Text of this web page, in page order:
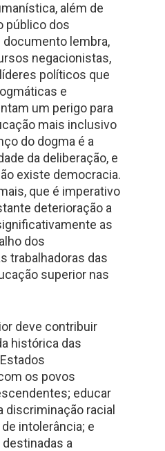
além de
público dos
lembra,
negacionistas,
políticos que
e
um perigo para
mais inclusivo
do dogma é a
da deliberação, e
existe democracia.
que é imperativo
deterioração a
as
dos
trabalhadoras das
superior nas
deve contribuir
histórica das
os povos
educar
discriminação racial
intolerância; e
a